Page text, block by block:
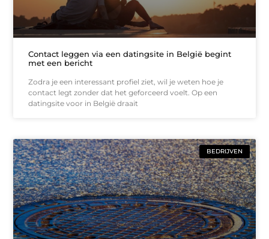
Contact leggen via een datingsite in België begint
met een bericht
Zodra je een interessant profiel ziet, wil je weten hoe je
contact legt zonder dat het geforceerd voelt. Op een
datingsite voor in België draait
BEDRIJVEN